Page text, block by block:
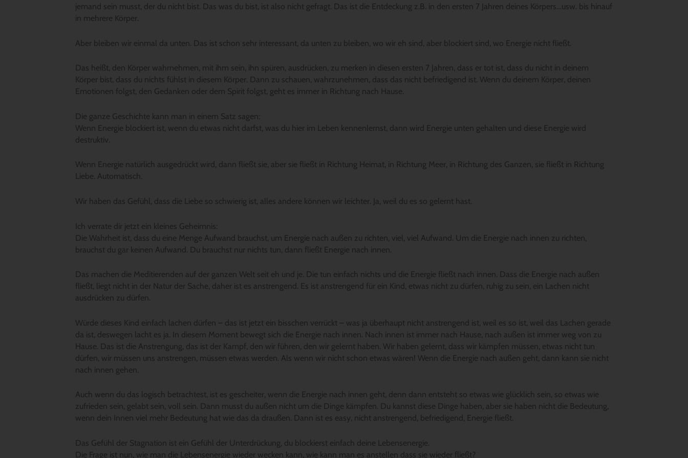
jemand sein musst, der du nicht bist. Das was du bist, ist also nicht gefragt. Das ist die Entdeckung z.B. in den ersten 7 Jahren deines Körpers…usw. bis hinauf
in mehrere Körper.
Aber bleiben wir einmal da unten. Das ist schon sehr interessant, da unten zu bleiben, wo wir eh sind, aber blockiert sind, wo Energie nicht fließt.
Das heißt, den Körper wahrnehmen, mit ihm sein, ihn spüren, ausdrücken, zu merken in diesen ersten 7 Jahren, dass er tot ist, dass du nicht in deinem
Körper bist, dass du nichts fühlst in diesem Körper. Dann zu schauen, wahrzunehmen, dass das nicht befriedigend ist. Wenn du deinem Körper, deinen
Emotionen folgst, den Gedanken oder dem Spirit folgst, geht es immer in Richtung nach Hause.
Die ganze Geschichte kann man in einem Satz sagen:
Wenn Energie blockiert ist, wenn du etwas nicht darfst, was du hier im Leben kennenlernst, dann wird Energie unten gehalten und diese Energie wird
destruktiv.
Wenn Energie natürlich ausgedrückt wird, dann fließt sie, aber sie fließt in Richtung Heimat, in Richtung Meer, in Richtung des Ganzen, sie fließt in Richtung
Liebe. Automatisch.
Wir haben das Gefühl, dass die Liebe so schwierig ist, alles andere können wir leichter. Ja, weil du es so gelernt hast.
Ich verrate dir jetzt ein kleines Geheimnis:
Die Wahrheit ist, dass du eine Menge Aufwand brauchst, um Energie nach außen zu richten, viel, viel Aufwand. Um die Energie nach innen zu richten,
brauchst du gar keinen Aufwand. Du brauchst nur nichts tun, dann fließt Energie nach innen.
Das machen die Meditierenden auf der ganzen Welt seit eh und je. Die tun einfach nichts und die Energie fließt nach innen. Dass die Energie nach außen
fließt, liegt nicht in der Natur der Sache, daher ist es anstrengend. Es ist anstrengend für ein Kind, etwas nicht zu dürfen, ruhig zu sein, ein Lachen nicht
ausdrücken zu dürfen.
Würde dieses Kind einfach lachen dürfen – das ist jetzt ein bisschen verrückt – was ja überhaupt nicht anstrengend ist, weil es so ist, weil das Lachen gerade
da ist, deswegen lacht es ja. In diesem Moment bewegt sich die Energie nach innen. Nach innen ist immer nach Hause, nach außen ist immer weg von zu
Hause. Das ist die Anstrengung, das ist der Kampf, den wir führen, den wir gelernt haben. Wir haben gelernt, dass wir kämpfen müssen, etwas nicht tun
dürfen, wir müssen uns anstrengen, müssen etwas werden. Als wenn wir nicht schon etwas wären! Wenn die Energie nach außen geht, dann kann sie nicht
nach innen gehen.
Auch wenn du das logisch betrachtest, ist es gescheiter, wenn die Energie nach innen geht, denn dann entsteht so etwas wie glücklich sein, so etwas wie
zufrieden sein, gelabt sein, voll sein. Dann musst du außen nicht um die Dinge kämpfen. Du kannst diese Dinge haben, aber sie haben nicht die Bedeutung,
wenn dein Innen viel mehr Bedeutung hat wie das da draußen. Dann ist es easy, nicht anstrengend, befriedigend, Energie fließt.
Das Gefühl der Stagnation ist ein Gefühl der Unterdrückung, du blockierst einfach deine Lebensenergie.
Die Frage ist nun, wie man die Lebensenergie wieder wecken kann, wie kann man es anstellen dass sie wieder fließt?